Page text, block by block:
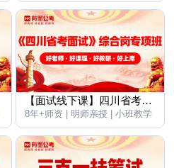
【面试线下课】四川省考面试考试综合岗专项培训班
8年+师资 | 明师亲授 | 小班教学